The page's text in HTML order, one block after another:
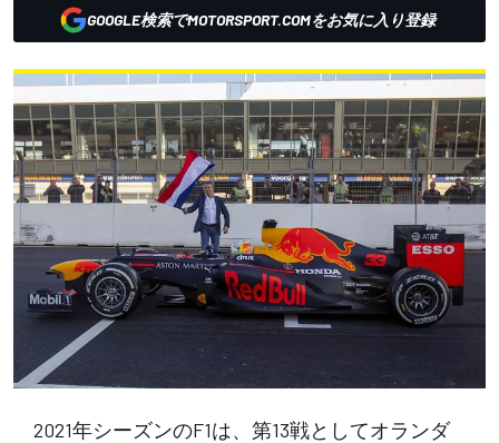
GOOGLE検索でMOTORSPORT.COMをお気に入り登録
2021年シーズンのF1は、第13戦としてオランダ